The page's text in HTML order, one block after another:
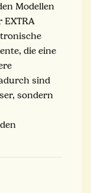
Modellen
EXTRA
die eine
sind
sondern